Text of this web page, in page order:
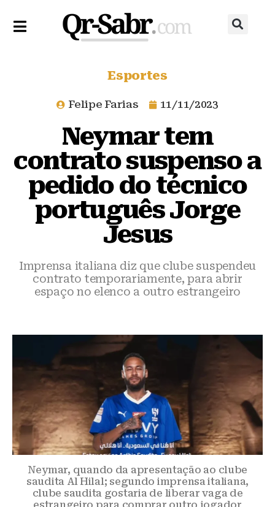
Esportes
Felipe Farias 11/11/2023
Neymar tem
contrato suspenso a
pedido do técnico
português Jorge
Jesus
Imprensa italiana diz que clube suspendeu
contrato temporariamente, para abrir
espaço no elenco a outro estrangeiro
Neymar, quando da apresentação ao clube
saudita Al Hilal; segundo imprensa italiana,
clube saudita gostaria de liberar vaga de